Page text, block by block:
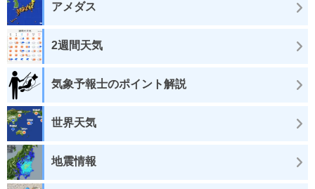
アメダス
2週間天気
気象予報士のポイント解説
世界天気
地震情報